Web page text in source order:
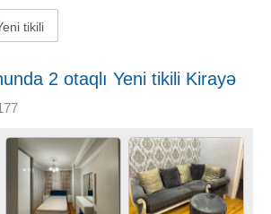
tikili
2 otaqlı Yeni tikili Kirayə